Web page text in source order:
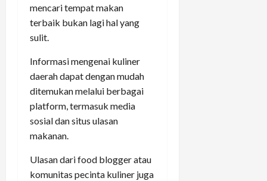
mencari tempat makan
terbaik bukan lagi hal yang
sulit.
Informasi mengenai kuliner
daerah dapat dengan mudah
ditemukan melalui berbagai
platform, termasuk media
sosial dan situs ulasan
makanan.
Ulasan dari food blogger atau
komunitas pecinta kuliner juga